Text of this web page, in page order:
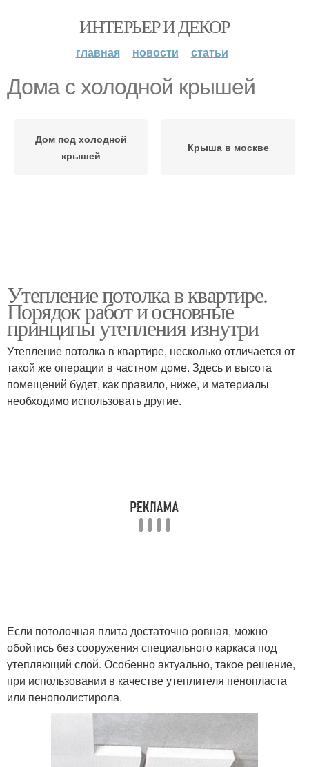
ИНТЕРЬЕР И ДЕКОР
главная новости статьи
Дома с холодной крышей
Дом под холодной
крышей
Крыша в москве
Утепление потолка в квартире.
Порядок работ и основные
принципы утепления изнутри
Утепление потолка в квартире, несколько отличается от
такой же операции в частном доме. Здесь и высота
помещений будет, как правило, ниже, и материалы
необходимо использовать другие.
Если потолочная плита достаточно ровная, можно
обойтись без сооружения специального каркаса под
утепляющий слой. Особенно актуально, такое решение,
при использовании в качестве утеплителя пенопласта
или пенополистирола.